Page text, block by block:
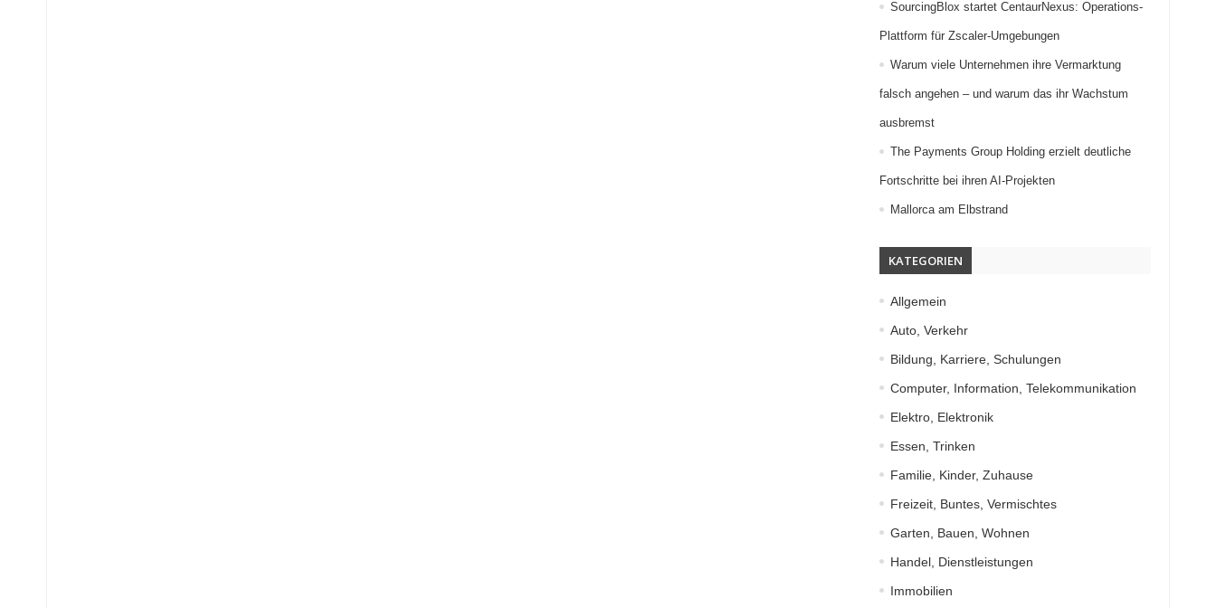
SourcingBlox startet CentaurNexus: Operations-
Plattform für Zscaler-Umgebungen
Warum viele Unternehmen ihre Vermarktung
falsch angehen – und warum das ihr Wachstum
ausbremst
The Payments Group Holding erzielt deutliche
Fortschritte bei ihren AI-Projekten
Mallorca am Elbstrand
KATEGORIEN
Allgemein
Auto, Verkehr
Bildung, Karriere, Schulungen
Computer, Information, Telekommunikation
Elektro, Elektronik
Essen, Trinken
Familie, Kinder, Zuhause
Freizeit, Buntes, Vermischtes
Garten, Bauen, Wohnen
Handel, Dienstleistungen
Immobilien